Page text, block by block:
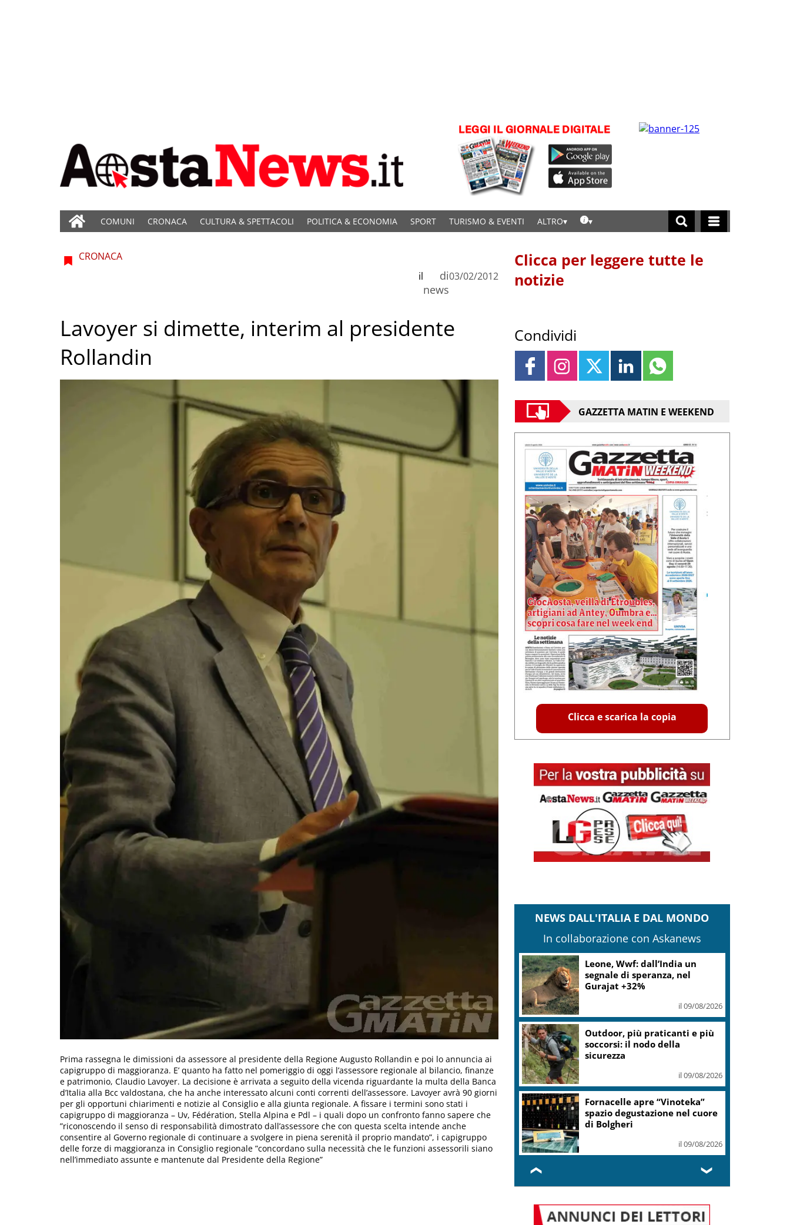
COMUNI CRONACA CULTURA & SPETTACOLI POLITICA & ECONOMIA SPORT TURISMO & EVENTI ALTRO
CRONACA
di
news
il 03/02/2012
Lavoyer si dimette, interim al presidente
Rollandin
Prima rassegna le dimissioni da assessore al presidente della Regione Augusto Rollandin e poi lo annuncia ai
capigruppo di maggioranza. E’ quanto ha fatto nel pomeriggio di oggi l’assessore regionale al bilancio, finanze
e patrimonio, Claudio Lavoyer. La decisione è arrivata a seguito della vicenda riguardante la multa della Banca
d’Italia alla Bcc valdostana, che ha anche interessato alcuni conti correnti dell’assessore. Lavoyer avrà 90 giorni
per gli opportuni chiarimenti e notizie al Consiglio e alla giunta regionale. A fissare i termini sono stati i
capigruppo di maggioranza – Uv, Fédération, Stella Alpina e Pdl – i quali dopo un confronto fanno sapere che
”riconoscendo il senso di responsabilità dimostrato dall’assessore che con questa scelta intende anche
consentire al Governo regionale di continuare a svolgere in piena serenità il proprio mandato”, i capigruppo
delle forze di maggioranza in Consiglio regionale ”concordano sulla necessità che le funzioni assessorili siano
nell’immediato assunte e mantenute dal Presidente della Regione”
Clicca per leggere tutte le
notizie
Condividi
GAZZETTA MATIN E WEEKEND
Clicca e scarica la copia
NEWS DALL'ITALIA E DAL MONDO
In collaborazione con Askanews
Iran, Mojtaba Khamenei ha
incontrato Pezeshkian
Gaza, Israele respinge il piano
in 15 punti del Board of Peace
Si è spento a Roma
Massimiliano Cencelli, diede il
nome al famoso Manuale
❮ ❯